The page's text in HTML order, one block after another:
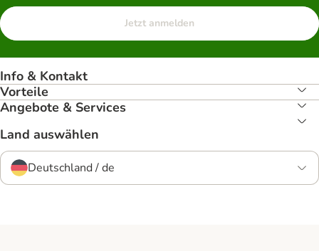
Jetzt anmelden
Info & Kontakt
Vorteile
Angebote & Services
Land auswählen
Deutschland / de